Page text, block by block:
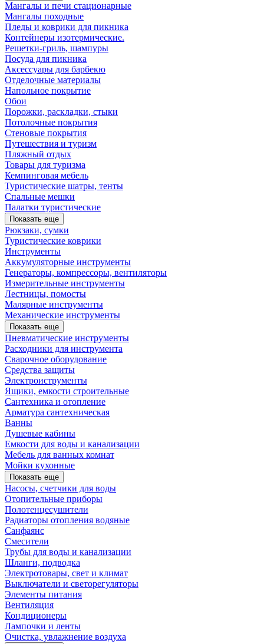
Мангалы и печи стационарные
Мангалы походные
Пледы и коврики для пикника
Контейнеры изотермические.
Решетки-гриль, шампуры
Посуда для пикника
Аксессуары для барбекю
Отделочные материалы
Напольное покрытие
Обои
Порожки, раскладки, стыки
Потолочные покрытия
Стеновые покрытия
Путешествия и туризм
Пляжный отдых
Товары для туризма
Кемпинговая мебель
Туристические шатры, тенты
Спальные мешки
Палатки туристические
Показать еще
Рюкзаки, сумки
Туристические коврики
Инструменты
Аккумуляторные инструменты
Генераторы, компрессоры, вентиляторы
Измерительные инструменты
Лестницы, помосты
Малярные инструменты
Механические инструменты
Показать еще
Пневматические инструменты
Расходники для инструмента
Сварочное оборудование
Средства защиты
Электроиструменты
Ящики, емкости строительные
Сантехника и отопление
Арматура сантехническая
Ванны
Душевые кабины
Емкости для воды и канализации
Мебель для ванных комнат
Мойки кухонные
Показать еще
Насосы, счетчики для воды
Отопительные приборы
Полотенцесушители
Радиаторы отопления водяные
Санфаянс
Смесители
Трубы для воды и канализации
Шланги, подводка
Электротовары, свет и климат
Выключатели и светорегуляторы
Элементы питания
Вентиляция
Кондиционеры
Лампочки и ленты
Очистка, увлажнение воздуха